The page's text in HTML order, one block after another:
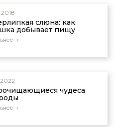
слюна: как
добывает пищу
чудеса